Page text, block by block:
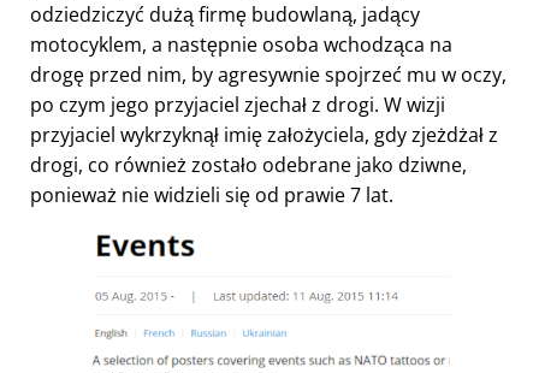
odziedziczyć dużą firmę budowlaną, jadący
motocyklem, a następnie osoba wchodząca na
drogę przed nim, by agresywnie spojrzeć mu w oczy,
po czym jego przyjaciel zjechał z drogi. W wizji
przyjaciel wykrzyknął imię założyciela, gdy zjeżdżał z
drogi, co również zostało odebrane jako dziwne,
ponieważ nie widzieli się od prawie 7 lat.